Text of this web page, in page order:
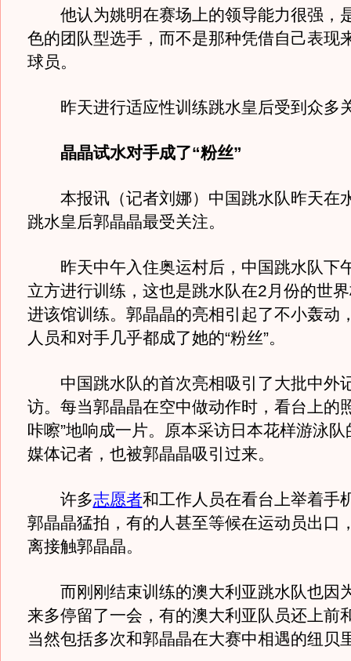
他认为姚明在赛场上的领导能力很强，
色的团队型选手，而不是那种凭借自己表现
球员。
昨天进行适应性训练跳水皇后受到众多
晶晶试水对手成了“粉丝”
本报讯（记者刘娜）中国跳水队昨天在
跳水皇后郭晶晶最受关注。
昨天中午入住奥运村后，中国跳水队下
立方进行训练，这也是跳水队在2月份的世
进该馆训练。郭晶晶的亮相引起了不小轰动
人员和对手几乎都成了她的“粉丝”。
中国跳水队的首次亮相吸引了大批中外
访。每当郭晶晶在空中做动作时，看台上的
咔嚓”地响成一片。原本采访日本花样游泳
媒体记者，也被郭晶晶吸引过来。
许多志愿者和工作人员在看台上举着手
郭晶晶猛拍，有的人甚至等候在运动员出口
离接触郭晶晶。
而刚刚结束训练的澳大利亚跳水队也因
来多停留了一会，有的澳大利亚队员还上前
当然包括多次和郭晶晶在大赛中相遇的纽贝